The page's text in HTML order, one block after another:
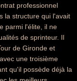
professionnel
la structure qui l'avait
parmi l'élite, il ne
de sprinteur. Il
de Gironde et
une troisième
qu'il possède déjà la